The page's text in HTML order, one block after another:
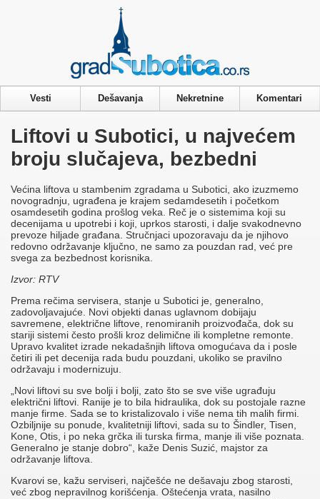
Vesti Dešavanja Nekretnine Komentari
Liftovi u Subotici, u najvećem
broju slučajeva, bezbedni
Većina liftova u stambenim zgradama u Subotici, ako izuzmemo
novogradnju, ugrađena je krajem sedamdesetih i početkom
osamdesetih godina prošlog veka. Reč je o sistemima koji su
decenijama u upotrebi i koji, uprkos starosti, i dalje svakodnevno
prevoze hiljade građana. Stručnjaci upozoravaju da je njihovo
redovno održavanje ključno, ne samo za pouzdan rad, već pre
svega za bezbednost korisnika.
Izvor: RTV
Prema rečima servisera, stanje u Subotici je, generalno,
zadovoljavajuće. Novi objekti danas uglavnom dobijaju
savremene, električne liftove, renomiranih proizvođača, dok su
stariji sistemi često prošli kroz delimične ili kompletne remonte.
Upravo kvalitet izrade nekadašnjih liftova omogućava da i posle
četiri ili pet decenija rada budu pouzdani, ukoliko se pravilno
održavaju i modernizuju.
„Novi liftovi su sve bolji i bolji, zato što se sve više ugrađuju
električni liftovi. Ranije je to bila hidraulika, dok su postojale razne
manje firme. Sada se to kristalizovalo i više nema tih malih firmi.
Ozbiljnije su ponude, kvalitetniji liftovi, sada su to Šindler, Tisen,
Kone, Otis, i po neka grčka ili turska firma, manje ili više poznata.
Generalno je stanje dobro“, kaže Denis Suzić, majstor za
održavanje liftova.
Kvarovi se, kažu serviseri, najčešće ne dešavaju zbog starosti,
već zbog nepravilnog korišćenja. Oštećenja vrata, nasilno
Privacy & Cookies Policy